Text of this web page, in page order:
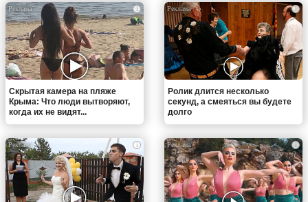
i
Скрытая камера на пляже
Крыма: Что люди вытворяют,
когда их не видят...
i
Ролик длится несколько
секунд, а смеяться вы будете
долго
i i